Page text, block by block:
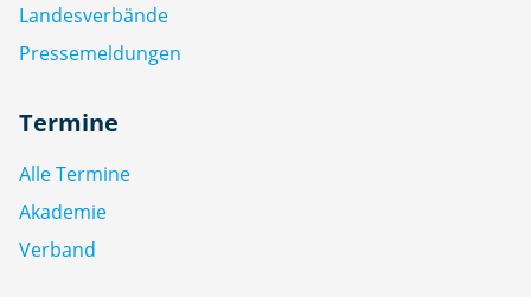
Landesverbände
Pressemeldungen
Termine
Alle Termine
Akademie
Verband